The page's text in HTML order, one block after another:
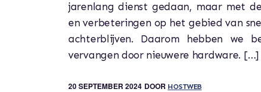
jarenlang dienst gedaan, maar met
en verbeteringen op het gebied van
achterblijven. Daarom hebben we
vervangen door nieuwere hardware. […]
20 SEPTEMBER 2024 DOOR HOSTWEB